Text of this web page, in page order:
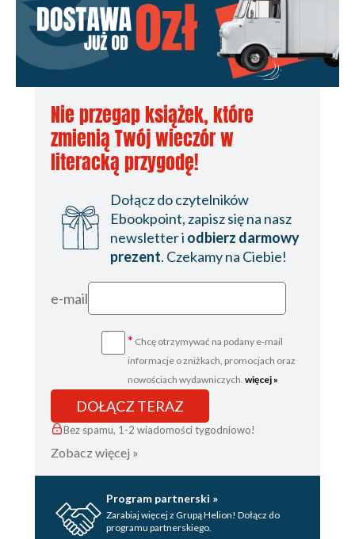
24
25
26
Karta redakcyjna
Nie przegap książek, które
zmienią Twój wieczór w
literacką przygodę!
Dołącz do czytelników
Ebookpoint, zapisz się na nasz
newsletter i odbierz darmowy
prezent. Czekamy na Ciebie!
e-mail
* Chcę otrzymywać na podany e-mail
informacje o zniżkach, promocjach oraz
nowościach wydawniczych. więcej »
DOŁĄCZ TERAZ
Bez spamu, 1-2 wiadomości tygodniowo!
Zobacz więcej »
Program partnerski »
Zarabiaj więcej z Grupą Helion! Dołącz do
programu partnerskiego.